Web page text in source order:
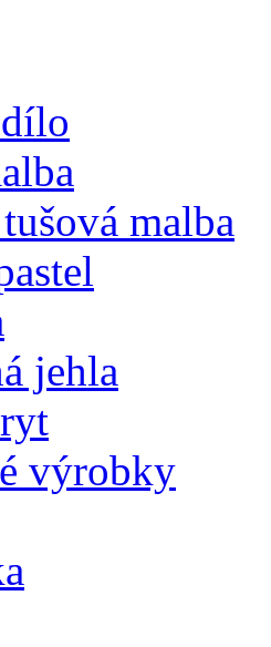
malba
jehla
výrobky